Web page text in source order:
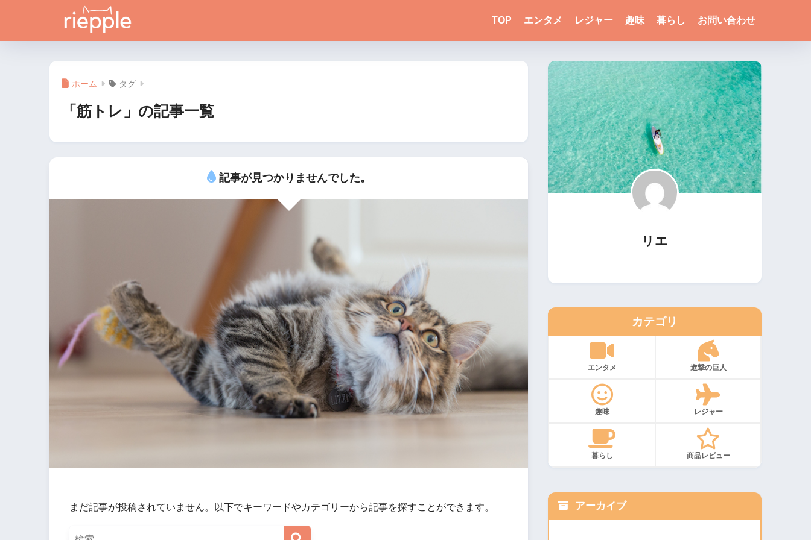
TOP エンタメ レジャー 趣味 暮らし お問い合わせ
ホーム タグ
「筋トレ」の記事一覧
記事が見つかりませんでした。
まだ記事が投稿されていません。以下でキーワードやカテゴリーから記事を探すことができます。
リエ
カテゴリ
エンタメ 進撃の巨人
趣味 レジャー
暮らし 商品レビュー
アーカイブ